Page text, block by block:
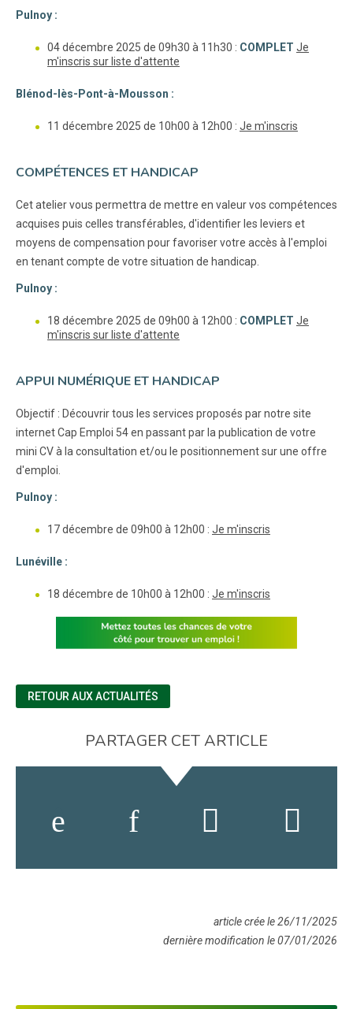
Pulnoy :
04 décembre 2025 de 09h30 à 11h30 : COMPLET Je
m'inscris sur liste d'attente
Blénod-lès-Pont-à-Mousson :
11 décembre 2025 de 10h00 à 12h00 : Je m'inscris
COMPÉTENCES ET HANDICAP
Cet atelier vous permettra de mettre en valeur vos compétences
acquises puis celles transférables, d'identifier les leviers et
moyens de compensation pour favoriser votre accès à l'emploi
en tenant compte de votre situation de handicap.
Pulnoy :
18 décembre 2025 de 09h00 à 12h00 : COMPLET Je
m'inscris sur liste d'attente
APPUI NUMÉRIQUE ET HANDICAP
Objectif : Découvrir tous les services proposés par notre site
internet Cap Emploi 54 en passant par la publication de votre
mini CV à la consultation et/ou le positionnement sur une offre
d'emploi.
Pulnoy :
17 décembre de 09h00 à 12h00 : Je m'inscris
Lunéville :
18 décembre de 10h00 à 12h00 : Je m'inscris
RETOUR AUX ACTUALITÉS
PARTAGER CET ARTICLE
article crée le 26/11/2025
dernière modification le 07/01/2026